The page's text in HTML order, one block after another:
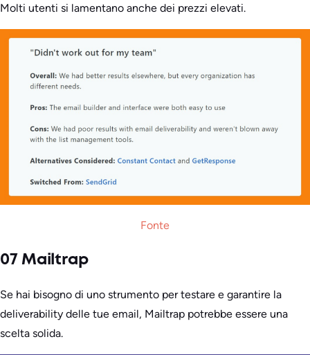
Molti utenti si lamentano anche dei prezzi elevati.
Fonte
07 Mailtrap
Se hai bisogno di uno strumento per testare e garantire la
deliverability delle tue email, Mailtrap potrebbe essere una
scelta solida.